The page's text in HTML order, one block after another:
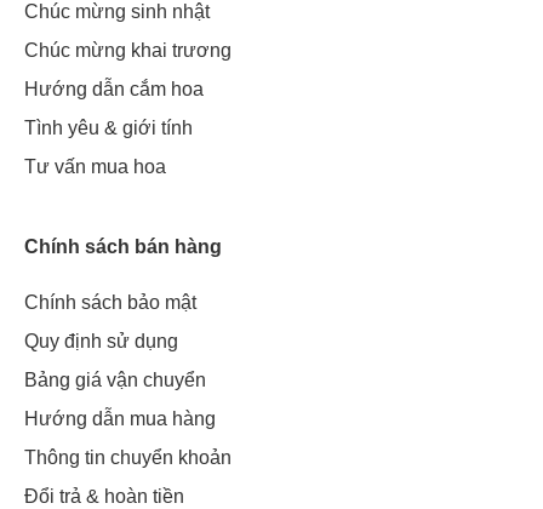
Chúc mừng sinh nhật
Chúc mừng khai trương
Hướng dẫn cắm hoa
Tình yêu & giới tính
Tư vấn mua hoa
Chính sách bán hàng
Chính sách bảo mật
Quy định sử dụng
Bảng giá vận chuyển
Hướng dẫn mua hàng
Thông tin chuyển khoản
Đổi trả & hoàn tiền